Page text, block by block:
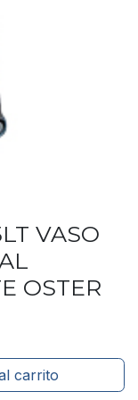
VASO
OSTER
carrito